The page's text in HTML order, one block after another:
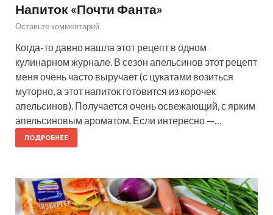
Напиток «Почти Фанта»
Оставьте комментарий
Когда-то давно нашла этот рецепт в одном
кулинарном журнале. В сезон апельсинов этот рецепт
меня очень часто выручает (с цукатами возиться
муторно, а этот напиток готовится из корочек
апельсинов). Получается очень освежающий, с ярким
апельсиновым ароматом. Если интересно —…
ПОДРОБНЕЕ